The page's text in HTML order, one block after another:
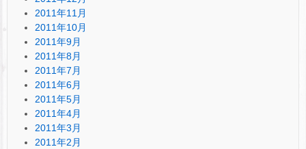
2011年11月
2011年10月
2011年9月
2011年8月
2011年7月
2011年6月
2011年5月
2011年4月
2011年3月
2011年2月